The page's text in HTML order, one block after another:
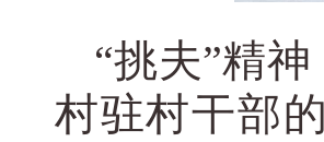
“挑夫”精
村驻村干部